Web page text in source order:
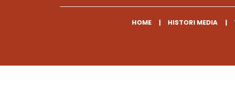
HOME HISTORI MEDIA